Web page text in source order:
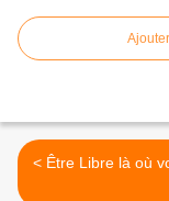
< Être Libre là où